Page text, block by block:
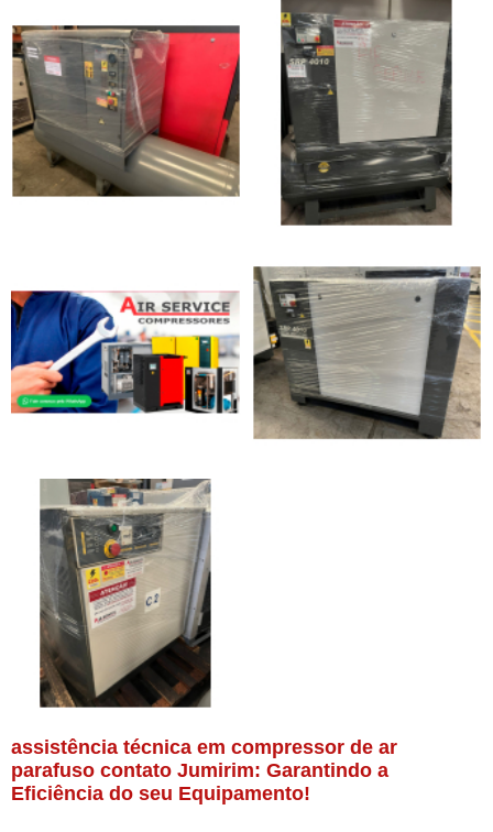
assistência técnica em compressor de ar
parafuso contato Jumirim: Garantindo a
Eficiência do seu Equipamento!